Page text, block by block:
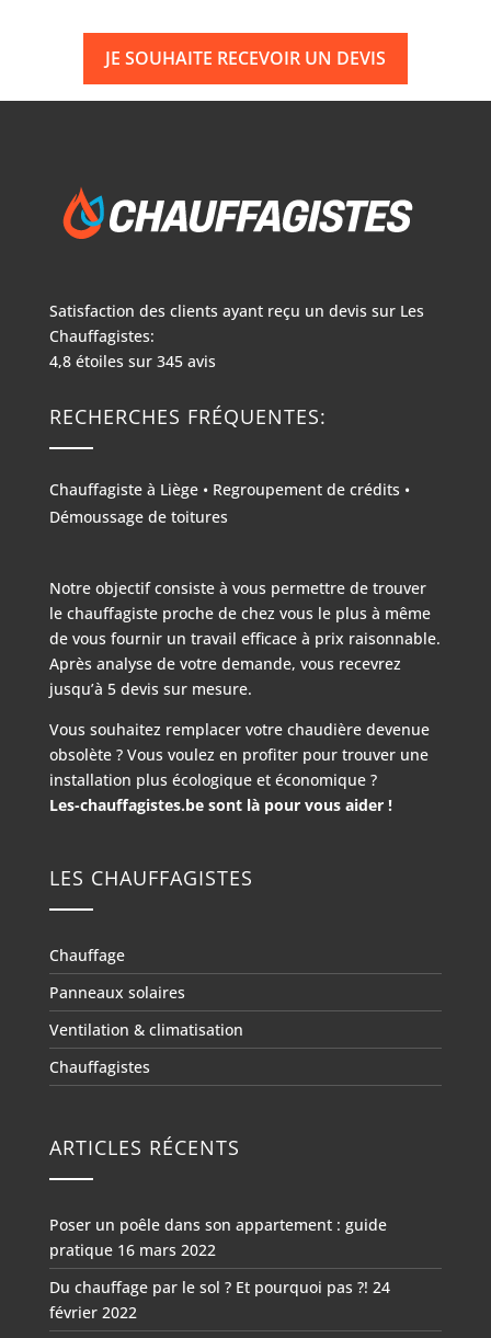
JE SOUHAITE RECEVOIR UN DEVIS
Satisfaction des clients ayant reçu un devis sur Les
Chauffagistes:
4,8étoiles sur 345avis
RECHERCHES FRÉQUENTES:
Chauffagiste à Liège• Regroupement de crédits •
Démoussage de toitures
Notre objectif consiste à vous permettre de trouver
le chauffagiste proche de chez vous le plus à même
de vous fournir un travail efficace à prix raisonnable.
Après analyse de votre demande, vous recevrez
jusqu’à 5 devis sur mesure.
Vous souhaitez remplacer votre chaudière devenue
obsolète ? Vous voulez en profiter pour trouver une
installation plus écologique et économique ?
Les-chauffagistes.be sont là pour vous aider !
LES CHAUFFAGISTES
Chauffage
Panneaux solaires
Ventilation & climatisation
Chauffagistes
ARTICLES RÉCENTS
Poser un poêle dans son appartement : guide
pratique 16 mars 2022
Du chauffage par le sol ? Et pourquoi pas ?! 24
février 2022